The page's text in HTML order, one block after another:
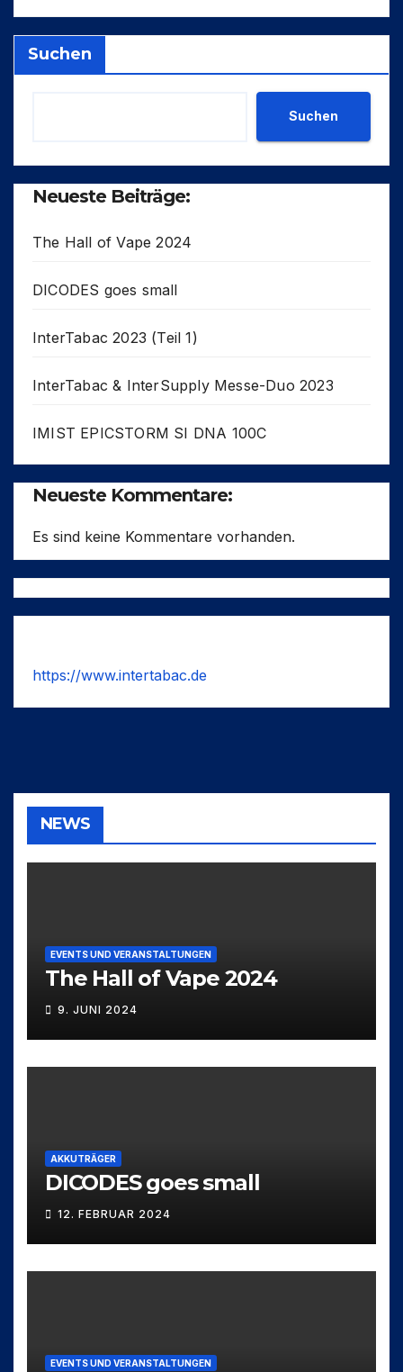
Suchen
Suchen
Neueste Beiträge:
The Hall of Vape 2024
DICODES goes small
InterTabac 2023 (Teil 1)
InterTabac & InterSupply Messe-Duo 2023
IMIST EPICSTORM SI DNA 100C
Neueste Kommentare:
Es sind keine Kommentare vorhanden.
https://www.intertabac.de
NEWS
EVENTS UND VERANSTALTUNGEN
The Hall of Vape 2024
9. JUNI 2024
AKKUTRÄGER
DICODES goes small
12. FEBRUAR 2024
EVENTS UND VERANSTALTUNGEN